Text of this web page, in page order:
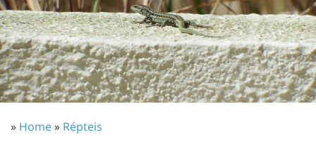
» Home» Répteis